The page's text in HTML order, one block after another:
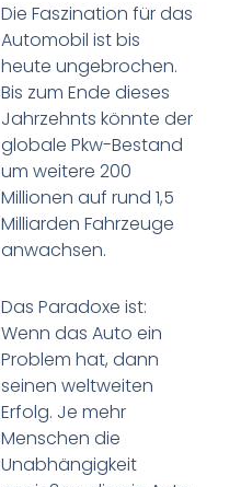
Die Faszination für das
Automobil ist bis
heute ungebrochen.
Bis zum Ende dieses
Jahrzehnts könnte der
globale Pkw-Bestand
um weitere 200
Millionen auf rund 1,5
Milliarden Fahrzeuge
anwachsen.
Das Paradoxe ist:
Wenn das Auto ein
Problem hat, dann
seinen weltweiten
Erfolg. Je mehr
Menschen die
Unabhängigkeit